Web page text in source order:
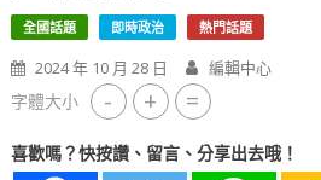
全國話題 即時政治 熱門話題
2024 年 10 月 28 日 編輯中心
字體大小 - + =
喜歡嗎？快按讚、留言、分享出去哦！